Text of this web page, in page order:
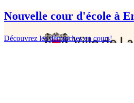
Nouvelle cour d'école à
Découvrez les démarches en cours!